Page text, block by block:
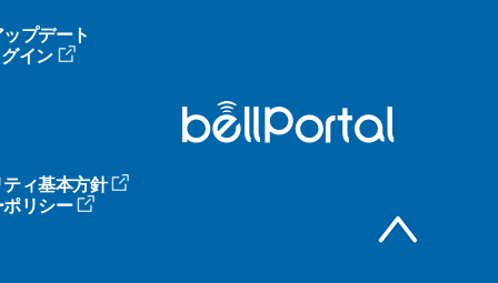
プデート
イン
ィ基本方針
リシー